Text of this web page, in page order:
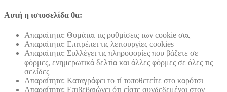
Αυτή η ιστοσελίδα θα:
Απαραίτητα: Θυμάται τις ρυθμίσεις των cookie σας
Απαραίτητα: Επιτρέπει τις λειτουργίες cookies
Απαραίτητα: Συλλέγει τις πληροφορίες που βάζετε σε
φόρμες, ενημερωτικά δελτία και άλλες φόρμες σε όλες τις
σελίδες
Απαραίτητα: Καταγράφει το τί τοποθετείτε στο καρότσι
Απαραίτητα: Επιβεβαιώνει ότι είστε συνδεδεμένοι στον